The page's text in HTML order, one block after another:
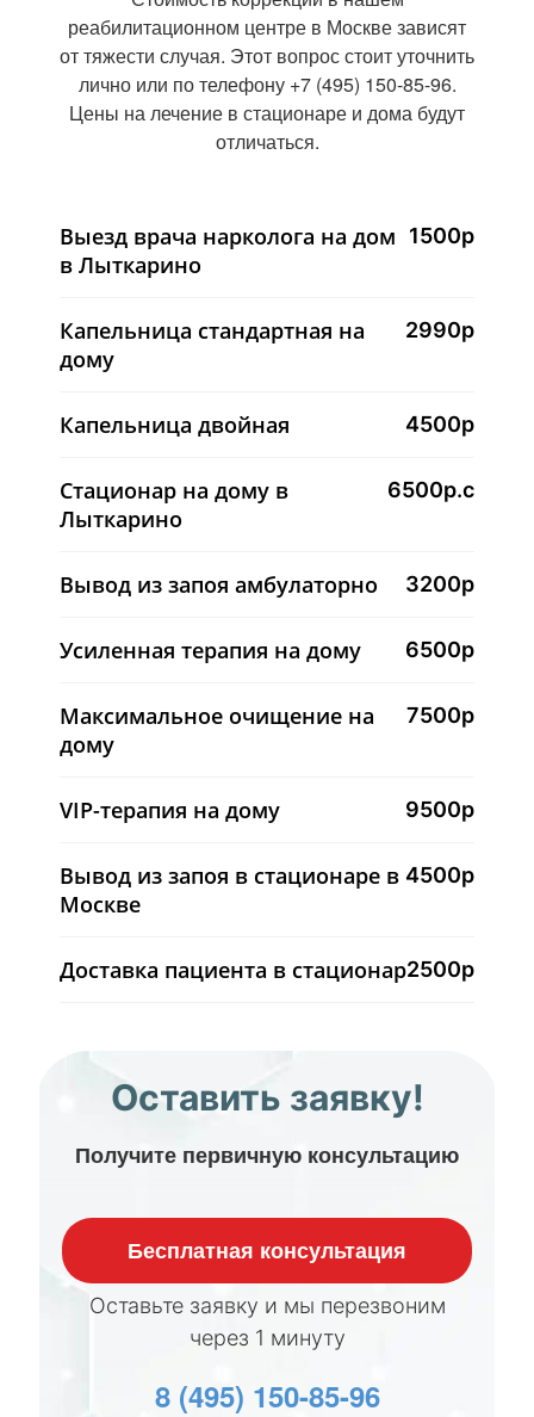
реабилитационном центре в Москве зависят
от тяжести случая. Этот вопрос стоит уточнить
лично или по телефону +7 (495) 150-85-96.
Цены на лечение в стационаре и дома будут
отличаться.
Выезд врача нарколога на дом
в Лыткарино
1500р
Капельница стандартная на
дому
2990р
Капельница двойная 4500р
Стационар на дому в
Лыткарино
6500р.с
Вывод из запоя амбулаторно 3200р
Усиленная терапия на дому 6500р
Максимальное очищение на
дому
7500р
VIP-терапия на дому 9500р
Вывод из запоя в стационаре в
Москве
4500р
Доставка пациента в стационар2500р
Оставить заявку!
Получите первичную консультацию
Бесплатная консультация
Оставьте заявку и мы перезвоним
через 1 минуту
8 (495) 150-85-96